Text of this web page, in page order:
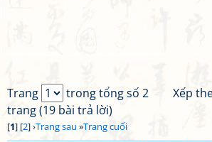
Xếp
Trang
trong tổng số 2
trang (19 bài trả lời)
[1] [2] ›Trang sau »Trang cuối